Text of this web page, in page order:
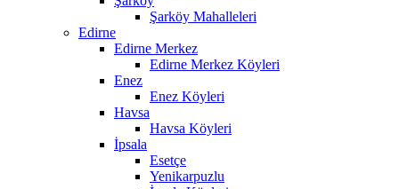
Şarköy Mahalleleri
Edirne
Edirne Merkez
Edirne Merkez Köyleri
Enez
Enez Köyleri
Havsa
Havsa Köyleri
İpsala
Esetçe
Yenikarpuzlu